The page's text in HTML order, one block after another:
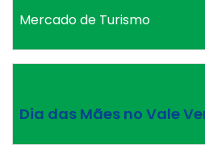
Mercado de Turismo
Dia das Mães no Vale